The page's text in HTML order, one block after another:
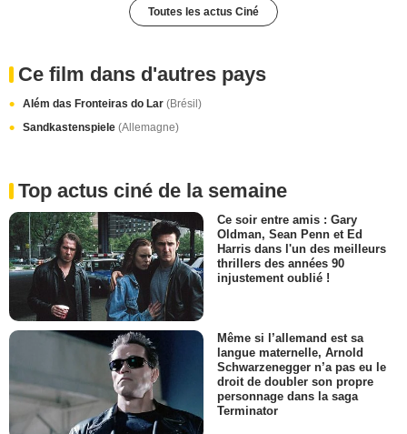
Toutes les actus Ciné
Ce film dans d'autres pays
Além das Fronteiras do Lar (Brésil)
Sandkastenspiele (Allemagne)
Top actus ciné de la semaine
Ce soir entre amis : Gary
Oldman, Sean Penn et Ed
Harris dans l'un des meilleurs
thrillers des années 90
injustement oublié !
Même si l’allemand est sa
langue maternelle, Arnold
Schwarzenegger n’a pas eu le
droit de doubler son propre
personnage dans la saga
Terminator